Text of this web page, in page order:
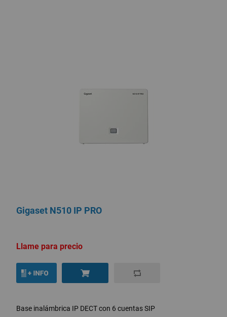
Gigaset N510 IP PRO
Llame para precio
Base inalámbrica IP DECT con 6 cuentas SIP